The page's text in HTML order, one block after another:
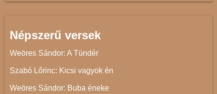
Népszerű versek
Weöres Sándor: A Tündér
Szabó Lőrinc: Kicsi vagyok én
Weöres Sándor: Buba éneke